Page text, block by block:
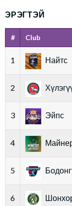
ЭРЭГТЭЙ
# Club
1 Найтс
2
3 Эйпс
4
5
6